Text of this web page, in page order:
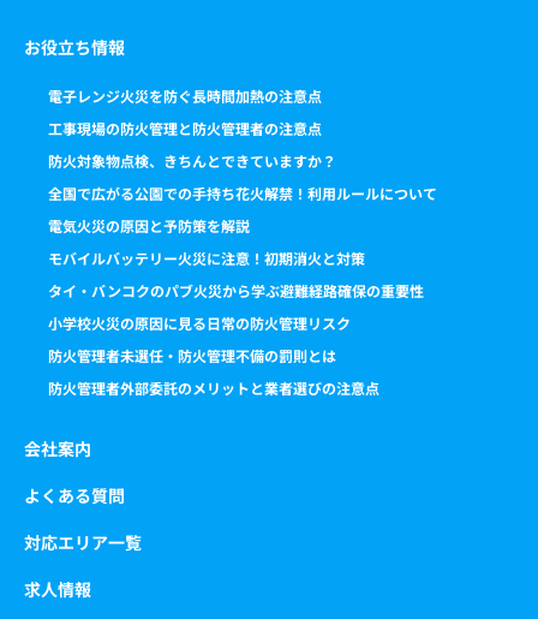
お役立ち情報
電子レンジ火災を防ぐ長時間加熱の注意点
工事現場の防火管理と防火管理者の注意点
防火対象物点検、きちんとできていますか？
全国で広がる公園での手持ち花火解禁！利用ルールについて
電気火災の原因と予防策を解説
モバイルバッテリー火災に注意！初期消火と対策
タイ・バンコクのパブ火災から学ぶ避難経路確保の重要性
小学校火災の原因に見る日常の防火管理リスク
防火管理者未選任・防火管理不備の罰則とは
防火管理者外部委託のメリットと業者選びの注意点
会社案内
よくある質問
対応エリア一覧
求人情報